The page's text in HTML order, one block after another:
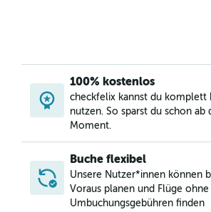
100% kostenlos
checkfelix kannst du komplett
nutzen. So sparst du schon ab
Moment.
Buche flexibel
Unsere Nutzer*innen können
Voraus planen und Flüge ohne
Umbuchungsgebühren finden